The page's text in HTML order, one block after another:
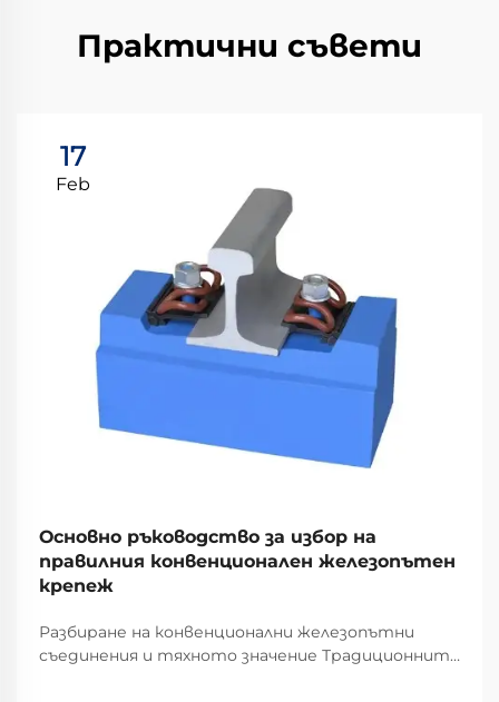
Практични съвети
17
Feb
Основно ръководство за избор на
правилния конвенционален железопътен
крепеж
Разбиране на конвенционални железопътни
съединения и тяхното значение Традиционните